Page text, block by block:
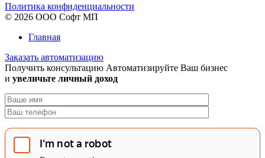
Политика конфиденциальности
© 2026 ООО Софт МП
Главная
Заказать автоматизацию
Получить консультацию Автоматизируйте Ваш бизнес
и увеличьте личный доход